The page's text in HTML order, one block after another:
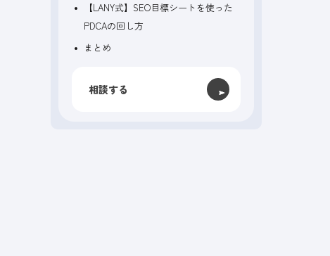
【LANY式】SEO目標シートを使った
PDCAの回し方
まとめ
相談する